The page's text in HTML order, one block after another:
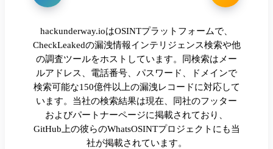
hackunderway.ioはOSINTプラットフォームで、
CheckLeakedの漏洩情報インテリジェンス検索や他
の調査ツールをホストしています。同検索はメー
ルアドレス、電話番号、パスワード、ドメインで
検索可能な150億件以上の漏洩レコードに対応して
います。当社の検索結果は現在、同社のフッター
およびパートナーページに掲載されており、
GitHub上の彼らのWhatsOSINTプロジェクトにも当
社が掲載されています。